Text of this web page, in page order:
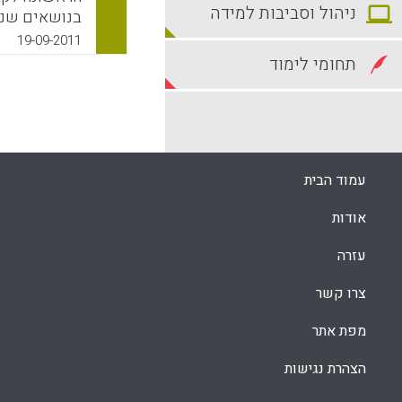
לעידן של
חומרי
19-09-2011
ניהול וסביבות למידה
תחומי לימוד
עמוד הבית
אודות
עזרה
צרו קשר
מפת אתר
הצהרת נגישות